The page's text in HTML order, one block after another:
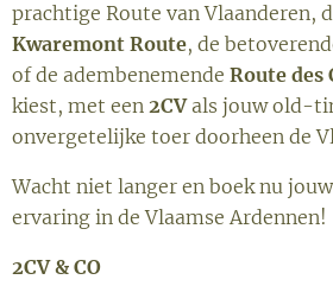
prachtige Route van Vlaanderen,
Kwaremont Route, de
of de adembenemende Route des
kiest, met een 2CVals jouw old-
onvergetelijke toer doorheen de
Wacht niet langer en boek nu
ervaring in de Vlaamse Ardennen!
2CV & CO